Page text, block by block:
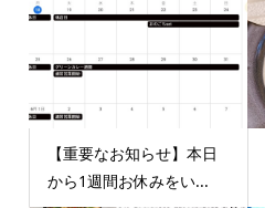
【重要なお知らせ】本日
から1週間お休みをい...